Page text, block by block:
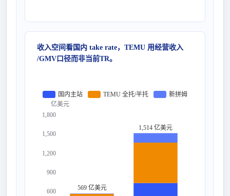
亿美元
600
900
1,200
1,500
1,800
569 亿美元
1,514 亿美元
国内主站 TEMU 全托/半托 新拼姆
收入空间看国内 take rate，TEMU 用经营收入
/GMV口径而非当前TR。